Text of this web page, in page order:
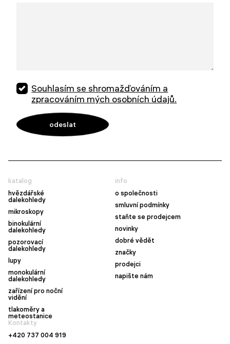
Souhlasím se shromažďováním a
zpracováním mých osobních údajů.
katalog
hvězdářské
dalekohledy
mikroskopy
binokulární
dalekohledy
pozorovací
dalekohledy
lupy
monokulární
dalekohledy
zařízení pro noční
vidění
tlakoměry a
meteostanice
info
o společnosti
smluvní podmínky
staňte se prodejcem
novinky
dobré vědět
značky
prodejci
napište nám
Kontakty
+420 737 004 919